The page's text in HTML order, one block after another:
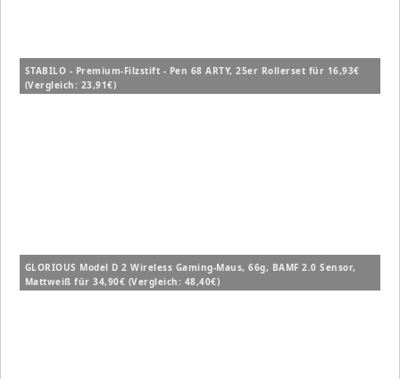
STABILO - Premium-Filzstift - Pen 68 ARTY, 25er Rollerset für 16,93€
(Vergleich: 23,91€)
GLORIOUS Model D 2 Wireless Gaming-Maus, 66g, BAMF 2.0 Sensor,
Mattweiß für 34,90€ (Vergleich: 48,40€)